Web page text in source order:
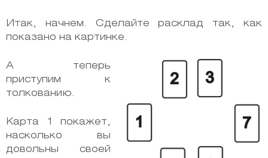
Итак, начнем. Сделайте расклад так, как
показано на картинке.
А теперь
приступим к
толкованию.
Карта 1 покажет,
насколько вы
довольны своей